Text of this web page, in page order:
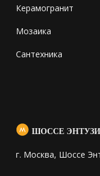
Керамогранит
Мозаика
Сантехника
ШОССЕ
г. Москва, Шоссе